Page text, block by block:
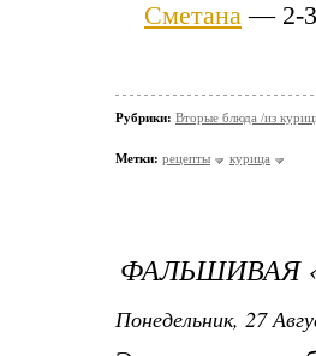
Сметана — 2-
Рубрики: Вторые блюда /из
Метки: рецепты курица
ФАЛЬШИВАЯ
Понедельник, 27